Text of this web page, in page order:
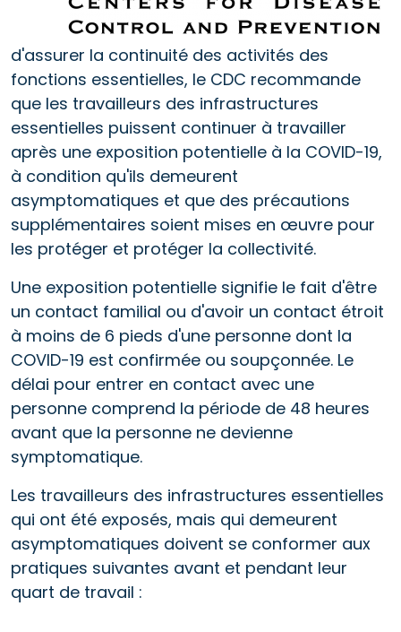
d'assurer la continuité des activités des
fonctions essentielles, le CDC recommande
que les travailleurs des infrastructures
essentielles puissent continuer à travailler
après une exposition potentielle à la COVID-19,
à condition qu'ils demeurent
asymptomatiques et que des précautions
supplémentaires soient mises en œuvre pour
les protéger et protéger la collectivité.
Une exposition potentielle signifie le fait d'être
un contact familial ou d'avoir un contact étroit
à moins de 6 pieds d'une personne dont la
COVID-19 est confirmée ou soupçonnée. Le
délai pour entrer en contact avec une
personne comprend la période de 48 heures
avant que la personne ne devienne
symptomatique.
Les travailleurs des infrastructures essentielles
qui ont été exposés, mais qui demeurent
asymptomatiques doivent se conformer aux
pratiques suivantes avant et pendant leur
quart de travail :